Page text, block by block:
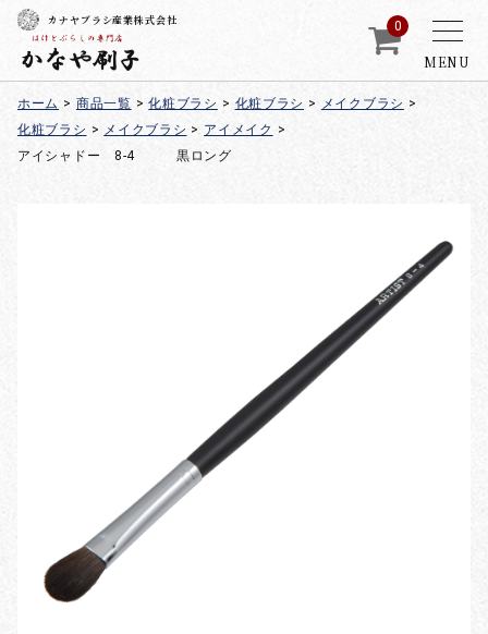
MENU
カナヤブラシ産業株式会社 0
ホーム > 商品一覧 > 化粧ブラシ > 化粧ブラシ > メイクブラシ >
化粧ブラシ > メイクブラシ > アイメイク >
アイシャドー 8-4 黒ロング